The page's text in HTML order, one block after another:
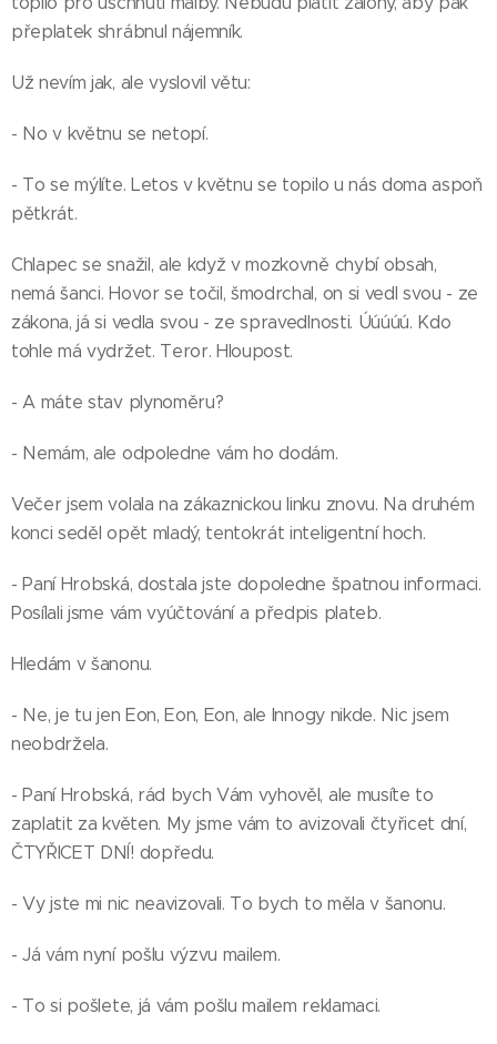
přeplatek shrábnul nájemník.
Už nevím jak, ale vyslovil větu:
- No v květnu se netopí.
- To se mýlíte. Letos v květnu se topilo u nás doma aspoň
pětkrát.
Chlapec se snažil, ale když v mozkovně chybí obsah,
nemá šanci. Hovor se točil, šmodrchal, on si vedl svou - ze
zákona, já si vedla svou - ze spravedlnosti. Úúúúú. Kdo
tohle má vydržet. Teror. Hloupost.
- A máte stav plynoměru?
- Nemám, ale odpoledne vám ho dodám.
Večer jsem volala na zákaznickou linku znovu. Na druhém
konci seděl opět mladý, tentokrát inteligentní hoch.
- Paní Hrobská, dostala jste dopoledne špatnou informaci.
Posílali jsme vám vyúčtování a předpis plateb.
Hledám v šanonu.
- Ne, je tu jen Eon, Eon, Eon, ale Innogy nikde. Nic jsem
neobdržela.
- Paní Hrobská, rád bych Vám vyhověl, ale musíte to
zaplatit za květen. My jsme vám to avizovali čtyřicet dní,
ČTYŘICET DNÍ! dopředu.
- Vy jste mi nic neavizovali. To bych to měla v šanonu.
- Já vám nyní pošlu výzvu mailem.
- To si pošlete, já vám pošlu mailem reklamaci.